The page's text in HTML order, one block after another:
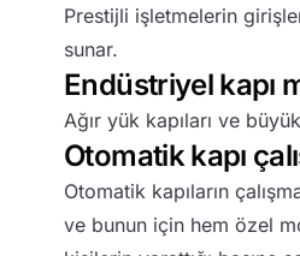
Prestijli işletmelerin
sunar.
Endüstriyel kapı
Ağır yük kapıları ve
Otomatik kapı
Otomatik kapıların
ve bunun için hem özel